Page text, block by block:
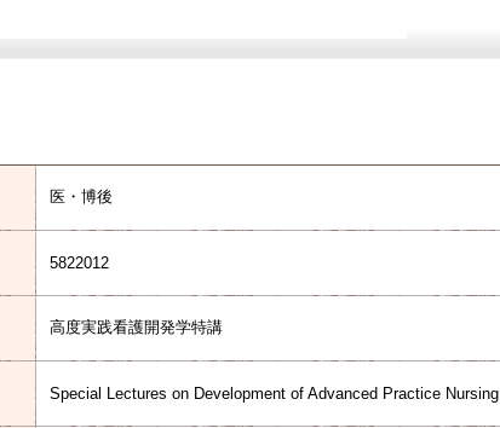
医・博後
5822012
高度実践看護開発学特講
Special Lectures on Development of Advanced Practice Nursing